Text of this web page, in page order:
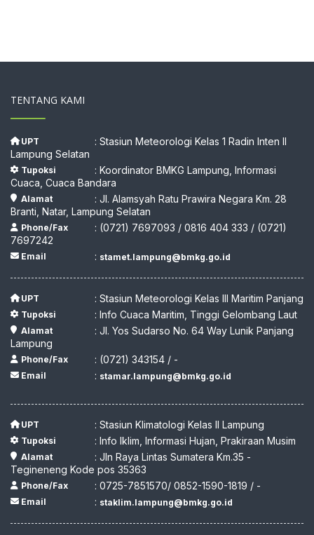
TENTANG KAMI
UPT
: Stasiun Meteorologi Kelas 1 Radin Inten II
Lampung Selatan
Tupoksi
: Koordinator BMKG Lampung, Informasi
Cuaca, Cuaca Bandara
Alamat
: Jl. Alamsyah Ratu Prawira Negara Km. 28
Branti, Natar, Lampung Selatan
Phone/Fax
: (0721) 7697093 / 0816 404 333 / (0721)
7697242
Email : stamet.lampung@bmkg.go.id
UPT : Stasiun Meteorologi Kelas III Maritim Panjang
Tupoksi : Info Cuaca Maritim, Tinggi Gelombang Laut
Alamat
: Jl. Yos Sudarso No. 64 Way Lunik Panjang
Lampung
Phone/Fax : (0721) 343154 / -
Email : stamar.lampung@bmkg.go.id
UPT : Stasiun Klimatologi Kelas II Lampung
Tupoksi : Info Iklim, Informasi Hujan, Prakiraan Musim
Alamat
: Jln Raya Lintas Sumatera Km.35 -
Tegineneng Kode pos 35363
Phone/Fax : 0725-7851570/ 0852-1590-1819 / -
Email : staklim.lampung@bmkg.go.id